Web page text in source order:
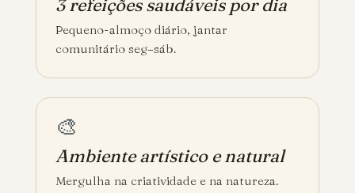
3 refeições saudáveis por dia
Pequeno-almoço diário, jantar
comunitário seg–sáb.
🎨
Ambiente artístico e natural
Mergulha na criatividade e na natureza.